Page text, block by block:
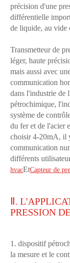
précision d'une
différentielle
de liquide, au vide
Transmetteur de
léger, haute
mais aussi avec
communication
dans l'industrie de
pétrochimique,
système de
du fer et de l'acier
choisir 4-20mA, il
communication
différents
hvacEtCapteur de
Ⅱ.
PRESSION
1. dispositif
la mesure et le